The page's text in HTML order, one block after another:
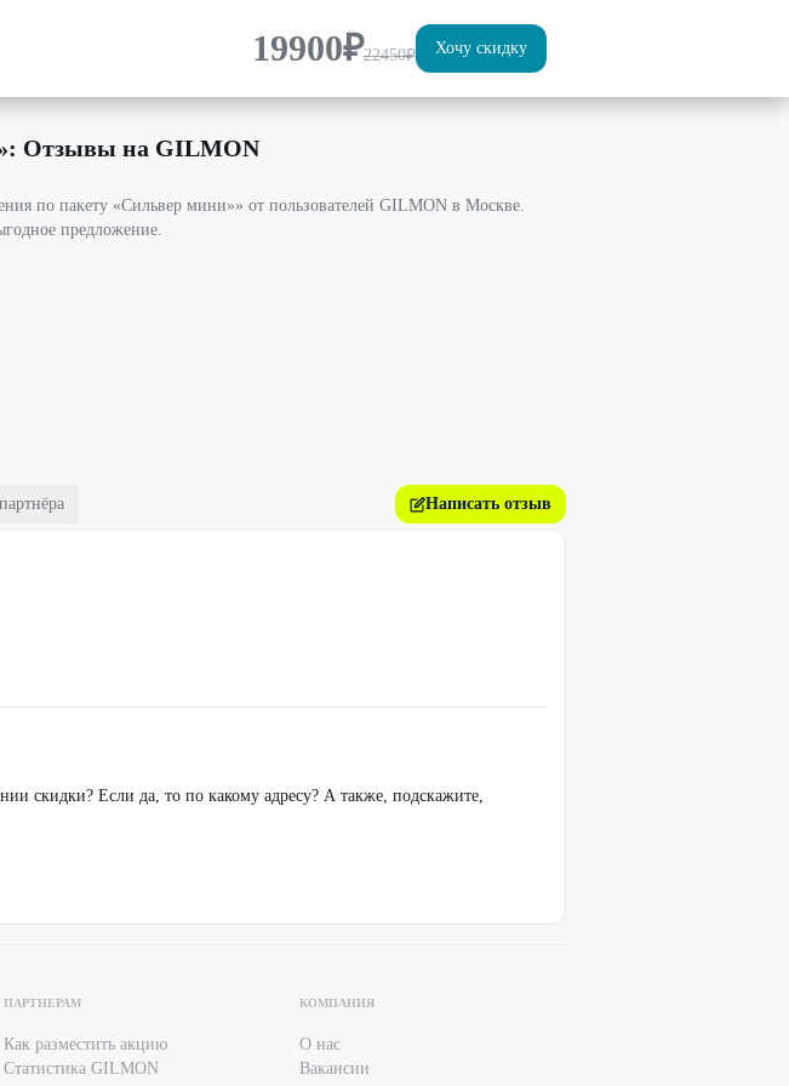
19900₽22450₽ Хочу скидку
Отзывы на GILMON
по пакету «Сильвер мини»» от пользователей GILMON в Москве.
предложение.
Написать отзыв
скидки? Если да, то по какому адресу? А также, подскажите,
ПАРТНЕРАМ
Как разместить акцию
Статистика GILMON
КОМПАНИЯ
О нас
Вакансии